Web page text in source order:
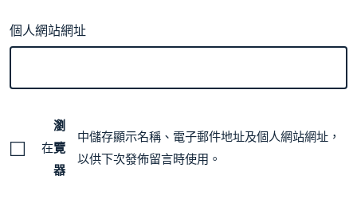
個人網站網址
在
瀏
覽
器
中儲存顯示名稱、電子郵件地址及個人網站網址，
以供下次發佈留言時使用。